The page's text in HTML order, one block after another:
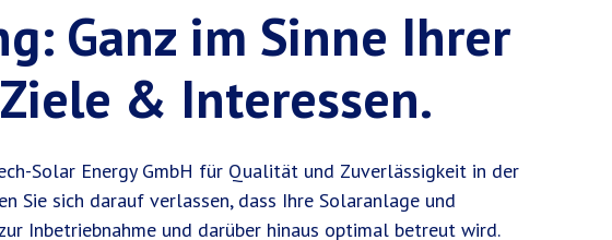
Ganz im Sinne Ihrer
& Interessen.
Solar Energy GmbH für Qualität und Zuverlässigkeit in der
Sie sich darauf verlassen, dass Ihre Solaranlage und
Inbetriebnahme und darüber hinaus optimal betreut wird.